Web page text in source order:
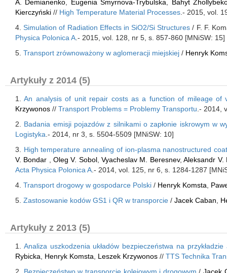
A. Demianenko
Eugenia Smyrnova-Trybulska
Bahyt
Kierczyński // High Temperature Material Processes .- 2015, vol.
4.Simulation of Radiation Effects in SiO2/Si Structures / F. F.
Physica Polonica A .- 2015, vol. 128, nr 5, s. 857-860 [MNiSW: 15]
5. Transport zrównoważony w aglomeracji miejskiej / Henryk
Artykuły z 2014 (5)
1.An analysis of unit repair costs as a function of mileage of
Krzywonos // Transport Problems = Problemy Transportu .- 2014,
2. Badania emisji pojazdów z silnikami o zapłonie iskrowym w
Logistyka .- 2014, nr 3, s. 5504-5509 [MNiSW: 10]
3. High temperature annealing of ion-plasma nanostructured
V. Bondar ,Oleg V. Sobol,Vyacheslav M. Beresnev,Aleksandr V.
Acta Physica Polonica A .- 2014, vol. 125, nr 6, s. 1284-1287
4. Transport drogowy w gospodarce Polski / Henryk Komsta
5. Zastosowanie kodów GS1 i QR w transporcie / Jacek Caban
Artykuły z 2013 (5)
1. Analiza uszkodzenia układów bezpieczeństwa na
Rybicka
Henryk Komsta Leszek Krzywonos // TTS Technika